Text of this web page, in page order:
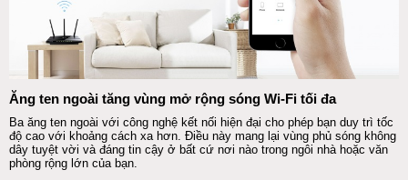
Ăng ten ngoài tăng vùng mở rộng sóng Wi-Fi tối đa
Ba ăng ten ngoài với công nghệ kết nối hiện đại cho phép bạn duy trì tốc
độ cao với khoảng cách xa hơn. Điều này mang lại vùng phủ sóng không
dây tuyệt vời và đáng tin cậy ở bất cứ nơi nào trong ngôi nhà hoặc văn
phòng rộng lớn của bạn.